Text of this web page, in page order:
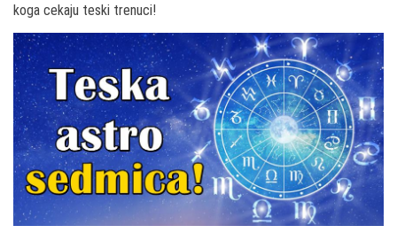
koga cekaju teski trenuci!